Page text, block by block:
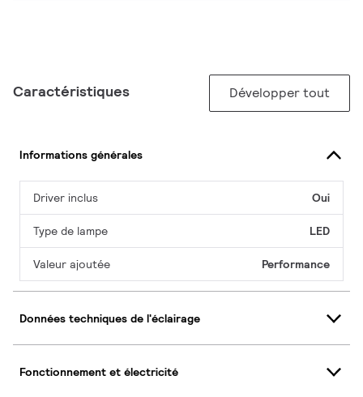
Caractéristiques Développer tout
Informations générales
Driver inclus Oui
Type de lampe LED
Valeur ajoutée Performance
Données techniques de l'éclairage
Fonctionnement et électricité